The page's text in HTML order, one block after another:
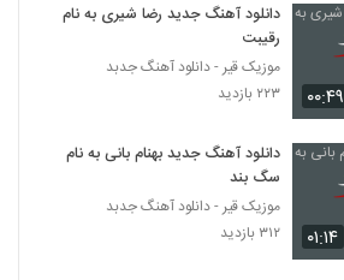
دانلود آهنگ جدید و زیبای امید اسماعیلی با نام
گریه نکن
۲۷۲ بازدید
دانلود آهنگ جدید و زیبای هومن مرادخانی با
نام منتظرم که غروب شه
موزیک زیبای دیوونه از د وان
۲۵۴ بازدید
۰۰:۴۹
دانلود آهنگ جدید رضا شیری به نام
رقیبت
موزیک قیر - دانلود آهنگ جدبد
۲۲۳ بازدید
۰۱:۱۴
دانلود آهنگ جدید بهنام بانی به نام
سگ بند
موزیک قیر - دانلود آهنگ جدبد
۳۱۲ بازدید